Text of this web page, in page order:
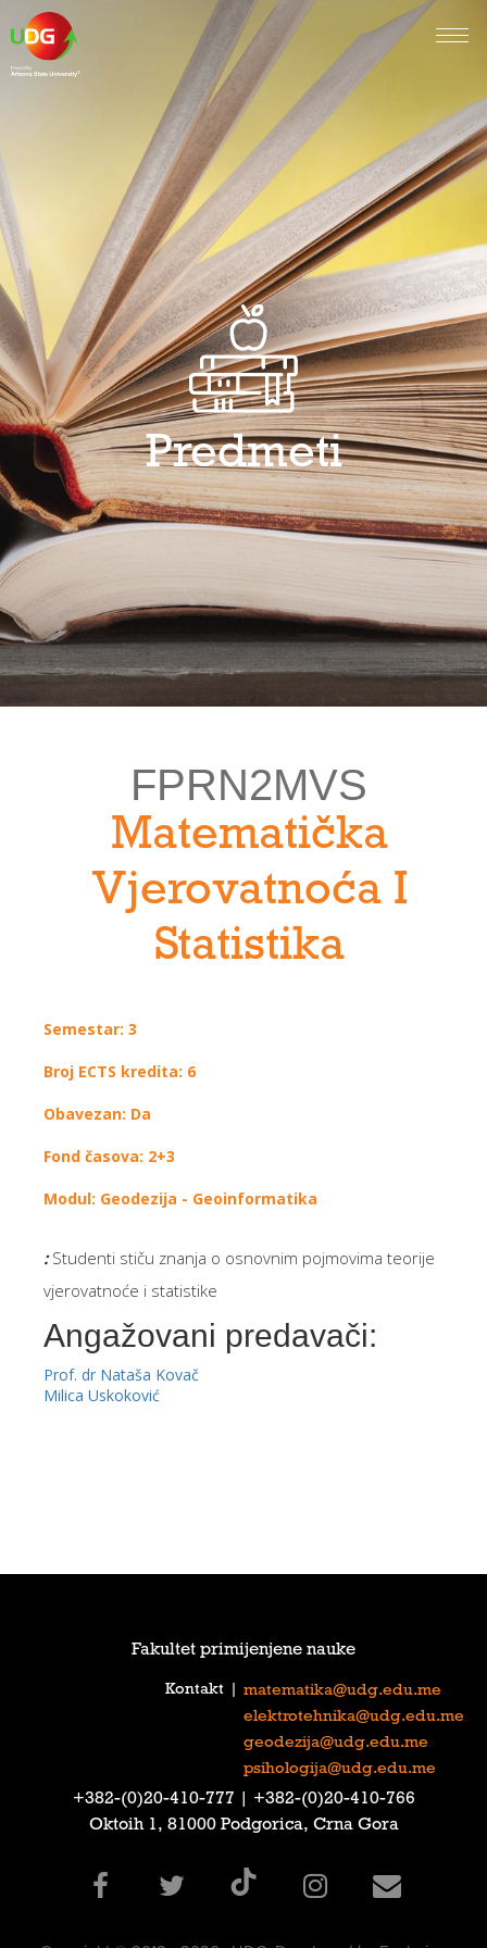
Predmeti
FPRN2MVS
Matematička
Vjerovatnoća I
Statistika
Semestar: 3
Broj ECTS kredita: 6
Obavezan: Da
Fond časova: 2+3
Modul: Geodezija - Geoinformatika
:Studenti stiču znanja o osnovnim pojmovima teorije
vjerovatnoće i statistike
Angažovani predavači:
Prof. dr Nataša Kovač
Milica Uskoković
Fakultet primijenjene nauke
Kontakt
matematika@udg.edu.me
elektrotehnika@udg.edu.me
geodezija@udg.edu.me
psihologija@udg.edu.me
‎+382-(0)20-410-777‎ | ‎+382-(0)20-410-766‎
Oktoih 1, 81000 Podgorica, Crna Gora